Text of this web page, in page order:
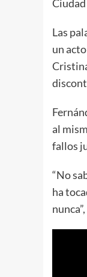
Las
un
al
fallos
“No
ha